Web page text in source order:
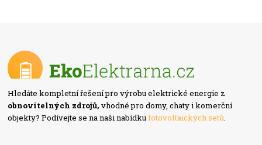
Hledáte kompletní řešení pro výrobu elektrické energie z
obnovitelných zdrojů, vhodné pro domy, chaty i komerční
objekty? Podívejte se na naši nabídkufotovoltaických setů.